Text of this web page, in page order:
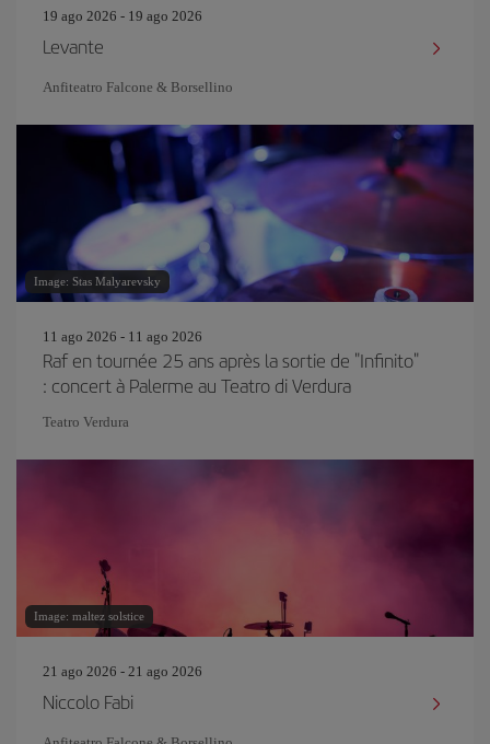
19 ago 2026 - 19 ago 2026
Levante
Anfiteatro Falcone & Borsellino
Image: Stas Malyarevsky
11 ago 2026 - 11 ago 2026
Raf en tournée 25 ans après la sortie de "Infinito"
: concert à Palerme au Teatro di Verdura
Teatro Verdura
Image: maltez solstice
21 ago 2026 - 21 ago 2026
Niccolo Fabi